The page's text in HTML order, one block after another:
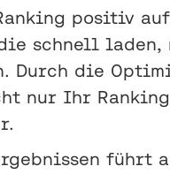
positiv
schnell
Durch die
nur Ihr
führt